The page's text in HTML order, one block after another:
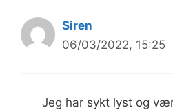
Siren
06/03/2022, 15:25
Jeg har sykt lyst og